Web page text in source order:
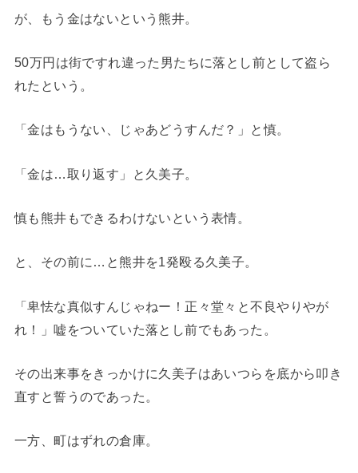
が、もう金はないという熊井。
50万円は街ですれ違った男たちに落とし前として盗ら
れたという。
「金はもうない、じゃあどうすんだ？」と慎。
「金は…取り返す」と久美子。
慎も熊井もできるわけないという表情。
と、その前に…と熊井を1発殴る久美子。
「卑怯な真似すんじゃねー！正々堂々と不良やりやが
れ！」嘘をついていた落とし前でもあった。
その出来事をきっかけに久美子はあいつらを底から叩き
直すと誓うのであった。
一方、町はずれの倉庫。